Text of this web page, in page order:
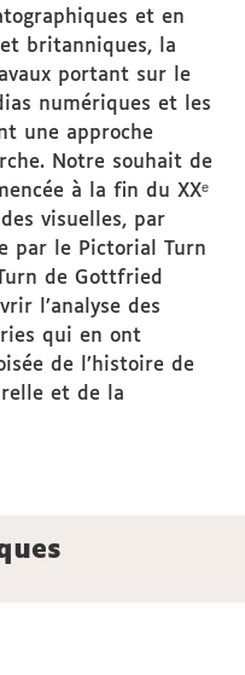
et en
britanniques, la
portant sur le
numériques et les
une approche
Notre souhait de
à la fin du XXᵉ
visuelles, par
par le Pictorial Turn
de Gottfried
l’analyse des
qui en ont
de l’histoire de
et de la